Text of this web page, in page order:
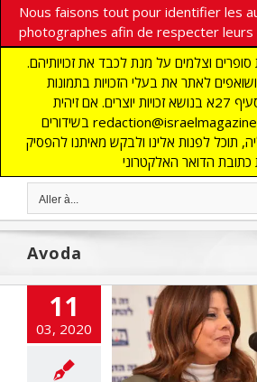
Nous faisons tout pour identifier les
photographes afin de respecter
סופרים וצלמים על מנת לכבד את זכויותיהם.
ושואפים לאתר את בעלי הזכויות בתמונות
המגיעות אלינו כנדרש בסעיף 27א בנושא זכויות יוצרים. אם זיהית
בשידורים redaction@israelmagazine.co.il שלנו תמונה שאתה
תוכל לפנות אלינו ולבקש מאיתנו להפסיק
הדואר האלקטרוני
Aller à...
Avoda
11
03, 2020
Levy
A LA UNE